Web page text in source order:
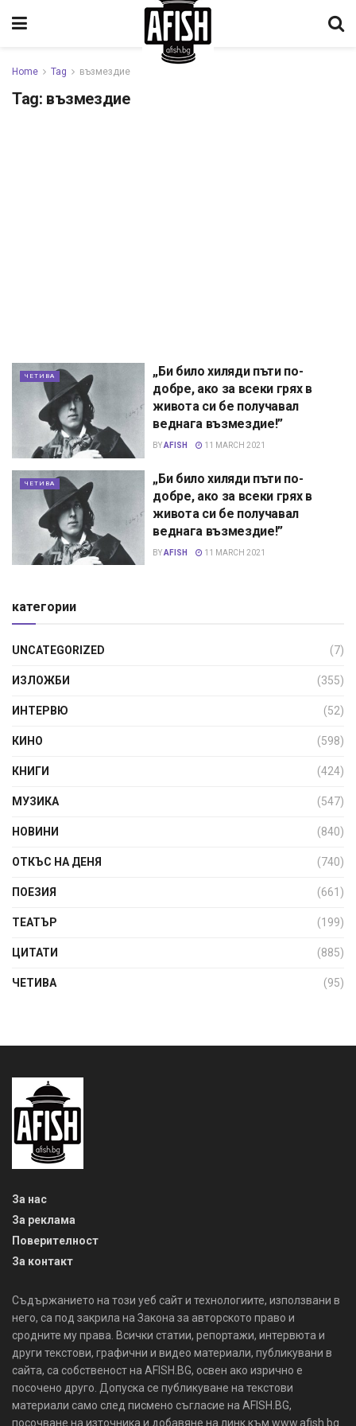
Home Tag възмездие
Tag: възмездие
ЧЕТИВА
„Би било хиляди пъти по-
добре, ако за всеки грях в
живота си бе получавал
веднага възмездие!”
BYAFISH 11 MARCH 2021
ЧЕТИВА
„Би било хиляди пъти по-
добре, ако за всеки грях в
живота си бе получавал
веднага възмездие!”
BYAFISH 11 MARCH 2021
категории
UNCATEGORIZED (7)
ИЗЛОЖБИ (355)
ИНТЕРВЮ (52)
КИНО (598)
КНИГИ (424)
МУЗИКА (547)
НОВИНИ (840)
ОТКЪС НА ДЕНЯ (740)
ПОЕЗИЯ (661)
ТЕАТЪР (199)
ЦИТАТИ (885)
ЧЕТИВА (95)
За нас
За реклама
Поверителност
За контакт
Съдържанието на този уеб сайт и технологиите, използвани в
него, са под закрила на Закона за авторското право и
сродните му права. Всички статии, репортажи, интервюта и
други текстови, графични и видео материали, публикувани в
сайта, са собственост на AFISH.BG, освен ако изрично е
посочено друго. Допуска се публикуване на текстови
материали само след писмено съгласие на AFISH.BG,
посочване на източника и добавяне на линк към www.afish.bg.